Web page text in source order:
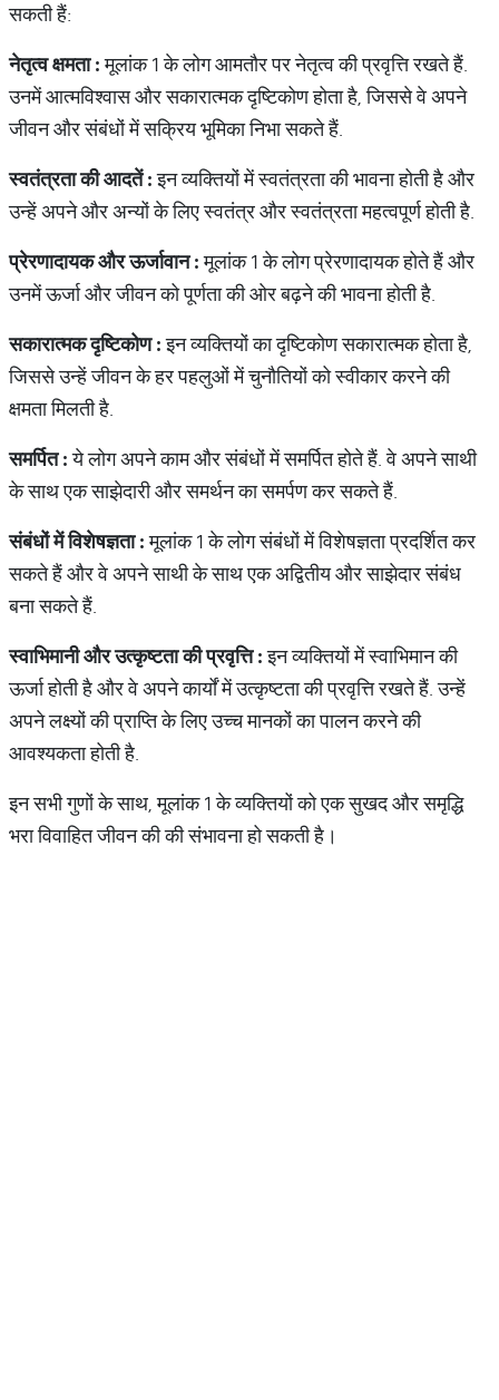
सकती हैं:
नेतृत्वक्षमता:मूलांक 1 के लोग आमतौर पर नेतृत्व की प्रवृत्ति रखते हैं.
उनमें आत्मविश्वास और सकारात्मक दृष्टिकोण होता है, जिससे वे अपने
जीवन और संबंधों में सक्रिय भूमिका निभा सकते हैं.
स्वतंत्रताकीआदतें:इन व्यक्तियों में स्वतंत्रता की भावना होती है और
उन्हें अपने और अन्यों के लिए स्वतंत्र और स्वतंत्रता महत्वपूर्ण होती है.
प्रेरणादायकऔरऊर्जावान:मूलांक 1 के लोग प्रेरणादायक होते हैं और
उनमें ऊर्जा और जीवन को पूर्णता की ओर बढ़ने की भावना होती है.
सकारात्मकदृष्टिकोण:इन व्यक्तियों का दृष्टिकोण सकारात्मक होता है,
जिससे उन्हें जीवन के हर पहलुओं में चुनौतियों को स्वीकार करने की
क्षमता मिलती है.
समर्पित:ये लोग अपने काम और संबंधों में समर्पित होते हैं. वे अपने साथी
के साथ एक साझेदारी और समर्थन का समर्पण कर सकते हैं.
संबंधोंमेंविशेषज्ञता:मूलांक 1 के लोग संबंधों में विशेषज्ञता प्रदर्शित कर
सकते हैं और वे अपने साथी के साथ एक अद्वितीय और साझेदार संबंध
बना सकते हैं.
स्वाभिमानीऔरउत्कृष्टताकीप्रवृत्ति:इन व्यक्तियों में स्वाभिमान की
ऊर्जा होती है और वे अपने कार्यों में उत्कृष्टता की प्रवृत्ति रखते हैं. उन्हें
अपने लक्ष्यों की प्राप्ति के लिए उच्च मानकों का पालन करने की
आवश्यकता होती है.
इन सभी गुणों के साथ, मूलांक 1 के व्यक्तियों को एक सुखद और समृद्धि
भरा विवाहित जीवन की की संभावना हो सकती है।